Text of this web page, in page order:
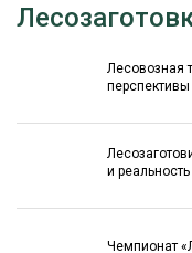
Лесовозная
и
Чемпионат